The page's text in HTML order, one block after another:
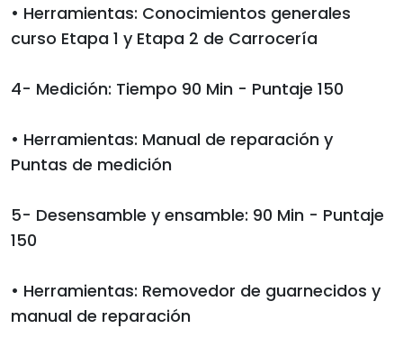
• Herramientas: Conocimientos generales
curso Etapa 1 y Etapa 2 de Carrocería
4- Medición: Tiempo 90 Min - Puntaje 150
• Herramientas: Manual de reparación y
Puntas de medición
5- Desensamble y ensamble: 90 Min - Puntaje
150
• Herramientas: Removedor de guarnecidos y
manual de reparación